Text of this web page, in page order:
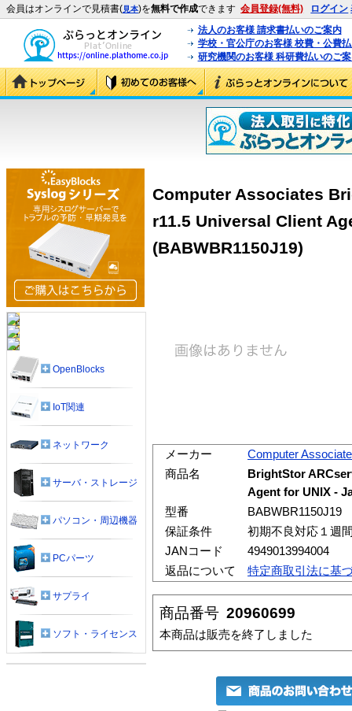
会員はオンラインで見積書(見本)を無料で作成できます 会員登録(無料) ログイン
法人のお客様 請求書払いのご案内
学校・官公庁のお客様 校費・公費
研究機関のお客様 科研費払いのご
Computer Associates
r11.5 Universal Client
(BABWBR1150J19)
メーカー
Computer
商品名
BrightStor
Agent for UNIX -
型番
BABWBR1150J19
保証条件
初期不良対応１週
JANコード
4949013994004
返品について
特定商取引法に基
商品番号 20960699
本商品は販売を終了しました
OpenBlocks
IoT関連
ネットワーク
サーバ・ストレージ
パソコン・周辺機器
PCパーツ
サプライ
ソフト・ライセンス